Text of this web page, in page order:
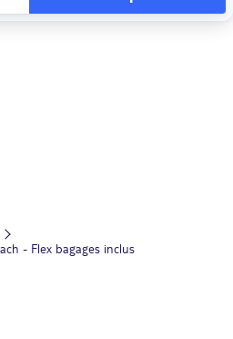
- Flex bagages inclus